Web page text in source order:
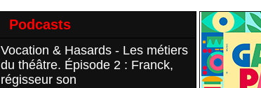
Podcasts
Vocation & Hasards - Les métiers
du théâtre. Épisode 2 : Franck,
régisseur son